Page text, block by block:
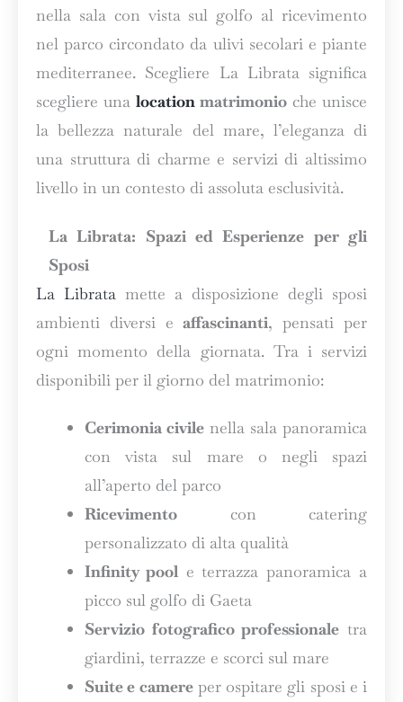
nella sala con vista sul golfo al ricevimento
nel parco circondato da ulivi secolari e piante
mediterranee. Scegliere La Librata significa
scegliere una location matrimonio che unisce
la bellezza naturale del mare, l’eleganza di
una struttura di charme e servizi di altissimo
livello in un contesto di assoluta esclusività.
La Librata: Spazi ed Esperienze per gli
Sposi
La Librata mette a disposizione degli sposi
ambienti diversi eaffascinanti, pensati per
ogni momento della giornata. Tra i servizi
disponibili per il giorno del matrimonio:
Cerimonia civile nella sala panoramica
con vista sul mare o negli spazi
all’aperto del parco
Ricevimento con catering
personalizzato di alta qualità
Infinity poole terrazza panoramica a
picco sul golfo di Gaeta
Servizio fotografico professionale tra
giardini, terrazze e scorci sul mare
Suite e camereper ospitare gli sposi e i